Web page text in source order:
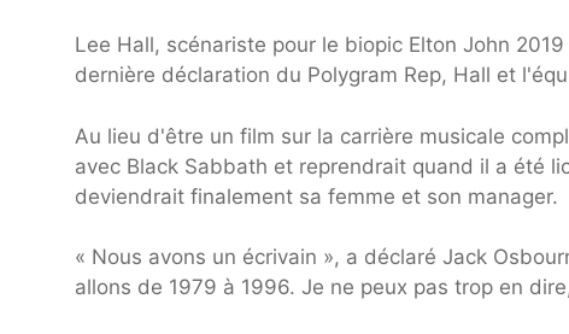
Lee Hall, scénariste pour le biopic Elton John 2019
dernière déclaration du Polygram Rep, Hall et
Au lieu d'être un film sur la carrière musicale
avec Black Sabbath et reprendrait quand il a été
deviendrait finalement sa femme et son manager.
« Nous avons un écrivain », a déclaré Jack
allons de 1979 à 1996. Je ne peux pas trop en